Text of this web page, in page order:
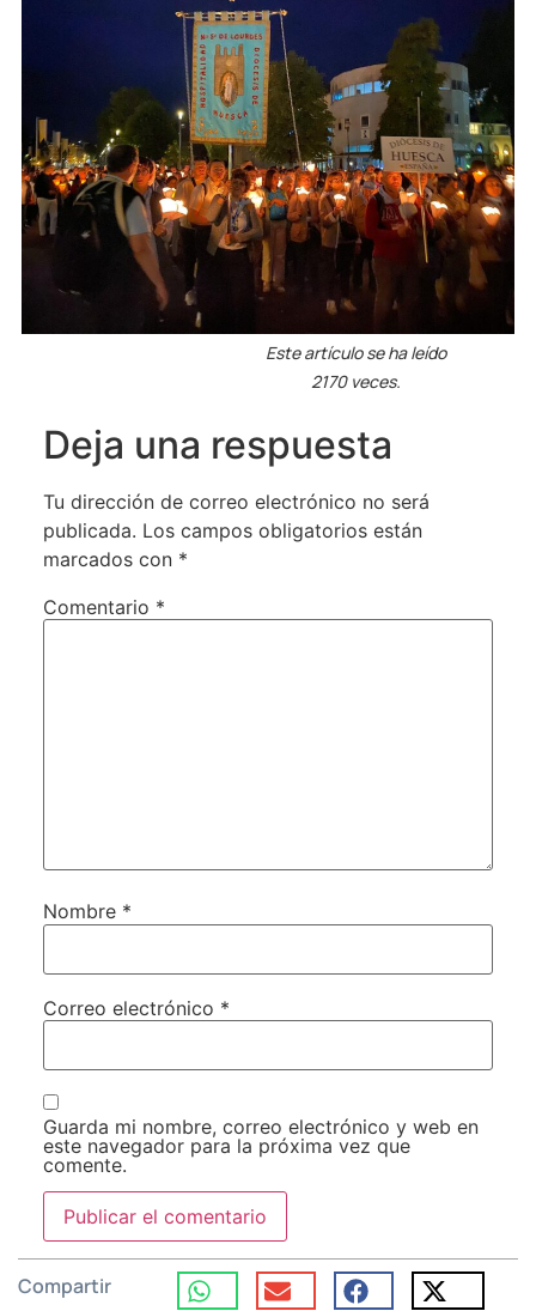
Este artículo se ha leído
2170 veces.
Deja una respuesta
Tu dirección de correo electrónico no será
publicada. Los campos obligatorios están
marcados con *
Comentario *
Nombre *
Correo electrónico *
Guarda mi nombre, correo electrónico y web en
este navegador para la próxima vez que
comente.
Compartir